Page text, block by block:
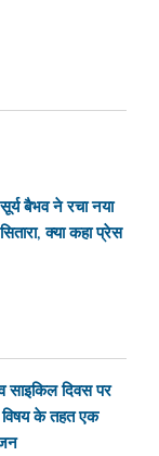
बैभव ने रचा नया
क्या कहा प्रेस
दिवस पर
विषय के तहत एक